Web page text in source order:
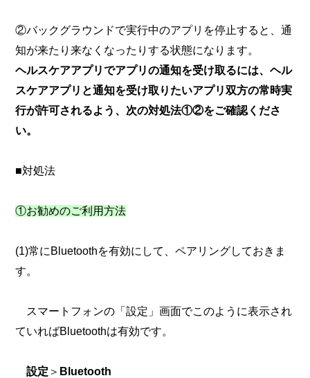
②バックグラウンドで実行中のアプリを停止すると、通
知が来たり来なくなったりする状態になります。
ヘルスケアアプリでアプリの通知を受け取るには、ヘル
スケアアプリと通知を受け取りたいアプリ双方の常時実
行が許可されるよう、次の対処法①②をご確認くださ
い。
■対処法
①お勧めのご利用方法
(1)常にBluetoothを有効にして、ペアリングしておきま
す。
スマートフォンの「設定」画面でこのように表示され
ていればBluetoothは有効です。
設定 ＞ Bluetooth